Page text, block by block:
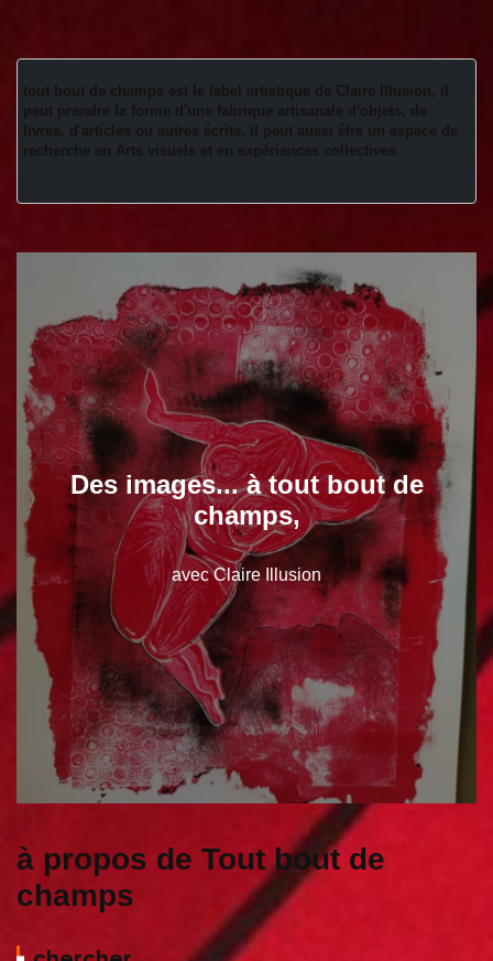
tout bout de champs est le label artistique de Claire Illusion, il
peut prendre la forme d'une fabrique artisanale d'objets, de
livres, d'articles ou autres écrits, il peut aussi être un espace de
recherche en Arts visuels et en expériences collectives
Des images... à tout bout de
champs,
avec Claire Illusion
à propos de Tout bout de
champs